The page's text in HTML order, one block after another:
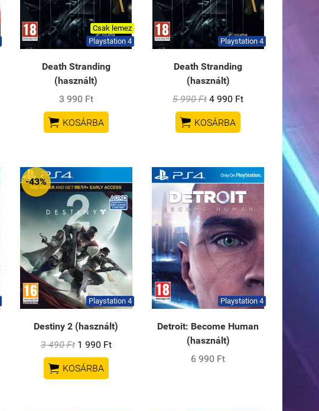
Csak lemez
Playstation 4
Death Stranding
(használt)
3 990 Ft
 KOSÁRBA
Playstation 4
Death Stranding
(használt)
5 990 Ft 4 990 Ft
 KOSÁRBA
-43%
Playstation 4
Destiny 2 (használt)
3 490 Ft 1 990 Ft
 KOSÁRBA
Playstation 4
Detroit: Become Human
(használt)
6 990 Ft